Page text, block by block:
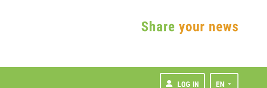
LOG IN EN